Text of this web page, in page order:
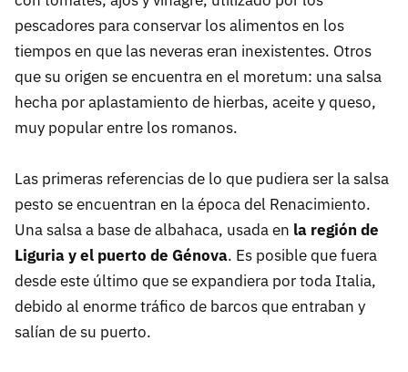
pescadores para conservar los alimentos en los
tiempos en que las neveras eran inexistentes. Otros
que su origen se encuentra en el moretum: una salsa
hecha por aplastamiento de hierbas, aceite y queso,
muy popular entre los romanos.
Las primeras referencias de lo que pudiera ser la salsa
pesto se encuentran en la época del Renacimiento.
Una salsa a base de albahaca, usada en la región de
Liguria y el puerto de Génova. Es posible que fuera
desde este último que se expandiera por toda Italia,
debido al enorme tráfico de barcos que entraban y
salían de su puerto.